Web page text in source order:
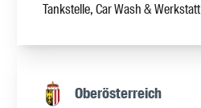
Tankstelle, Car Wash & Werkstatt
Oberösterreich